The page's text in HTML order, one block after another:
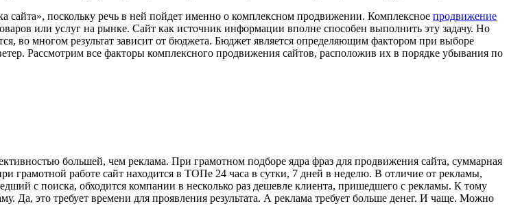
сайта», поскольку речь в ней пойдет именно о комплексном продвижении. Комплексное продвижение
или услуг на рынке. Сайт как источник информации вполне способен выполнить эту задачу. Но
во многом результат зависит от бюджета. Бюджет является определяющим фактором при выборе
Рассмотрим все факторы комплексного продвижения сайтов, расположив их в порядке убывания по
большей, чем реклама. При грамотном подборе ядра фраз для продвижения сайта, суммарная
работе сайт находится в ТОПе 24 часа в сутки, 7 дней в неделю. В отличие от рекламы,
с поиска, обходится компании в несколько раз дешевле клиента, пришедшего с рекламы. К тому
Да, это требует времени для проявления результата. А реклама требует больше денег. И чаще. Можно